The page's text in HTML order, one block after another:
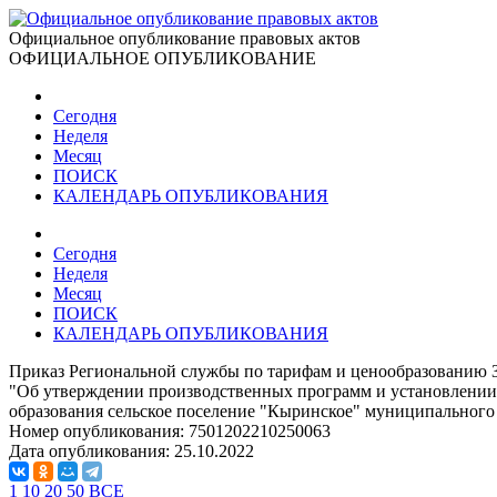
Официальное опубликование правовых актов
ОФИЦИАЛЬНОЕ ОПУБЛИКОВАНИЕ
Сегодня
Неделя
Месяц
ПОИСК
КАЛЕНДАРЬ ОПУБЛИКОВАНИЯ
Сегодня
Неделя
Месяц
ПОИСК
КАЛЕНДАРЬ ОПУБЛИКОВАНИЯ
Приказ Региональной службы по тарифам и ценообразованию
"Об утверждении производственных программ и
образования сельское поселение "Кыринское"
Номер опубликования: 7501202210250063
Дата опубликования: 25.10.2022
1 10 20 50 ВСЕ